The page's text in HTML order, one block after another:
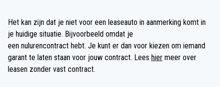
Het kan zijn dat je niet voor een leaseauto in aanmerking komt in
je huidige situatie. Bijvoorbeeld omdat je
een nulurencontract hebt. Je kunt er dan voor kiezen om iemand
garant te laten staan voor jouw contract. Lees hier meer over
leasen zonder vast contract.